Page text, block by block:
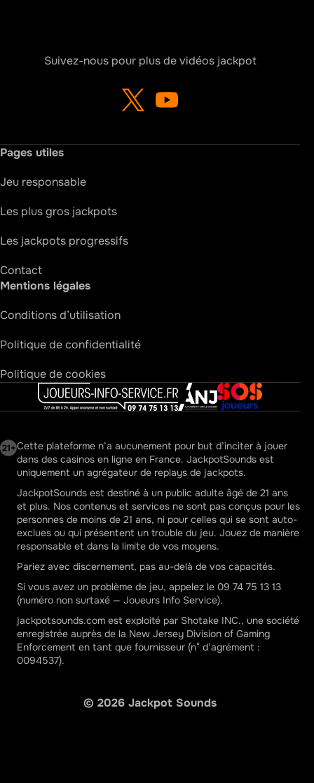
Suivez-nous pour plus de vidéos jackpot
Pages utiles
Jeu responsable
Les plus gros jackpots
Les jackpots progressifs
Contact
Mentions légales
Conditions d’utilisation
Politique de confidentialité
Politique de cookies
Cette plateforme n’a aucunement pour but d’inciter à jouer
dans des casinos en ligne en France. JackpotSounds est
uniquement un agrégateur de replays de jackpots.
JackpotSounds est destiné à un public adulte âgé de 21 ans
et plus. Nos contenus et services ne sont pas conçus pour les
personnes de moins de 21 ans, ni pour celles qui se sont auto-
exclues ou qui présentent un trouble du jeu. Jouez de manière
responsable et dans la limite de vos moyens.
Pariez avec discernement, pas au-delà de vos capacités.
Si vous avez un problème de jeu, appelez le 09 74 75 13 13
(numéro non surtaxé — Joueurs Info Service).
jackpotsounds.com est exploité par Shotake INC., une société
enregistrée auprès de la New Jersey Division of Gaming
Enforcement en tant que fournisseur (n° d’agrément :
0094537).
© 2026 Jackpot Sounds